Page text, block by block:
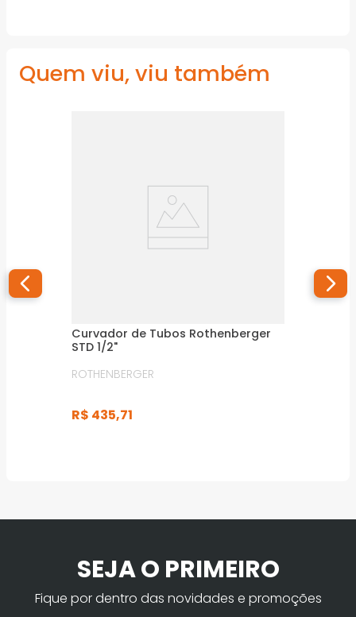
Quem viu, viu também
Curvador de Tubos Rothenberger
STD 1/2"
ROTHENBERGER
R$ 435,71
SEJA O PRIMEIRO
Fique por dentro das novidades e promoções